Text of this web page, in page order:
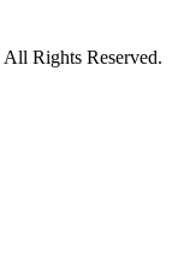
All Rights Reserved.